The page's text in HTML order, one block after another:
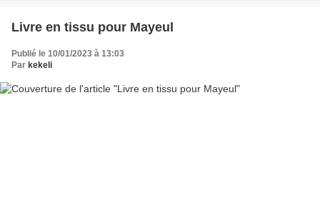
Livre en tissu pour Mayeul
Publié le 10/01/2023 à 13:03
Par kekeli